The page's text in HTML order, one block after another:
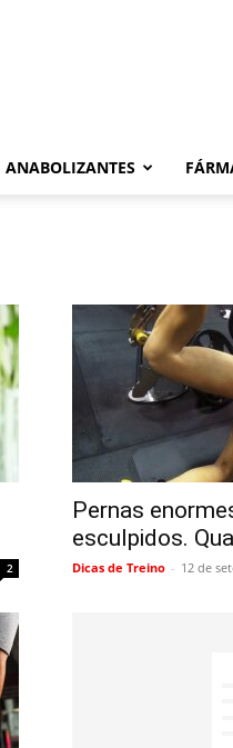
ANABOLIZANTES
2
Pernas
esculpidos.
Dicas de Treino - 12 de